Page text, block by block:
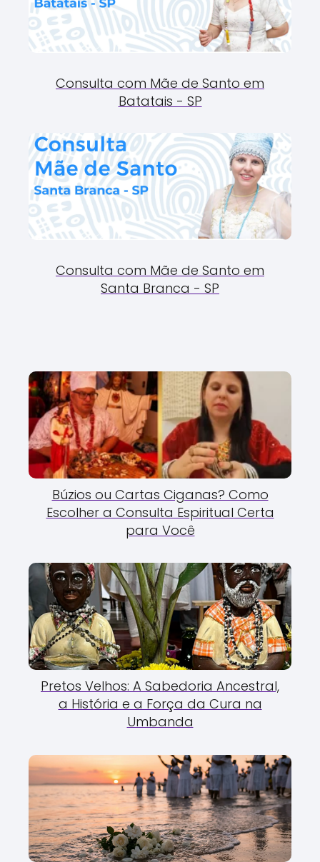
Consulta com Mãe de Santo em
Batatais - SP
Consulta com Mãe de Santo em
Santa Branca - SP
Búzios ou Cartas Ciganas? Como
Escolher a Consulta Espiritual Certa
para Você
Pretos Velhos: A Sabedoria Ancestral,
a História e a Força da Cura na
Umbanda